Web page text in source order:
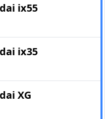
ix55
ix35
XG